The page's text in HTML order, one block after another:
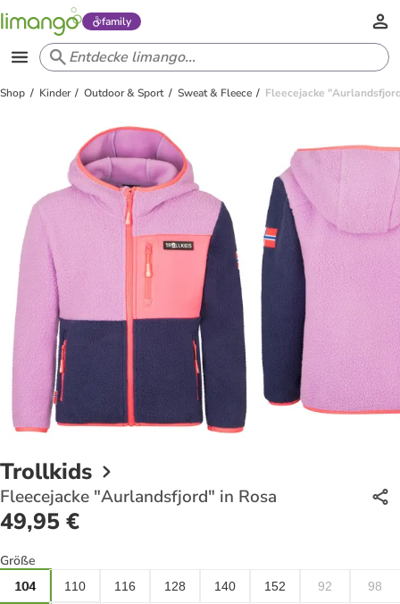
family
Shop Kinder Outdoor & Sport Sweat & Fleece Fleecejacke
Trollkids
Fleecejacke "Aurlandsfjord" in Rosa
49,95 €
Größe
104 110 116 128 140 152 92 98